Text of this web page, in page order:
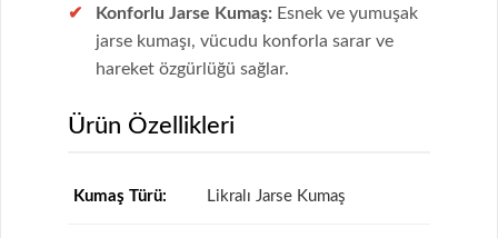
Konforlu Jarse Kumaş: Esnek ve yumuşak
jarse kumaşı, vücudu konforla sarar ve
hareket özgürlüğü sağlar.
Ürün Özellikleri
Kumaş Türü: Likralı Jarse Kumaş